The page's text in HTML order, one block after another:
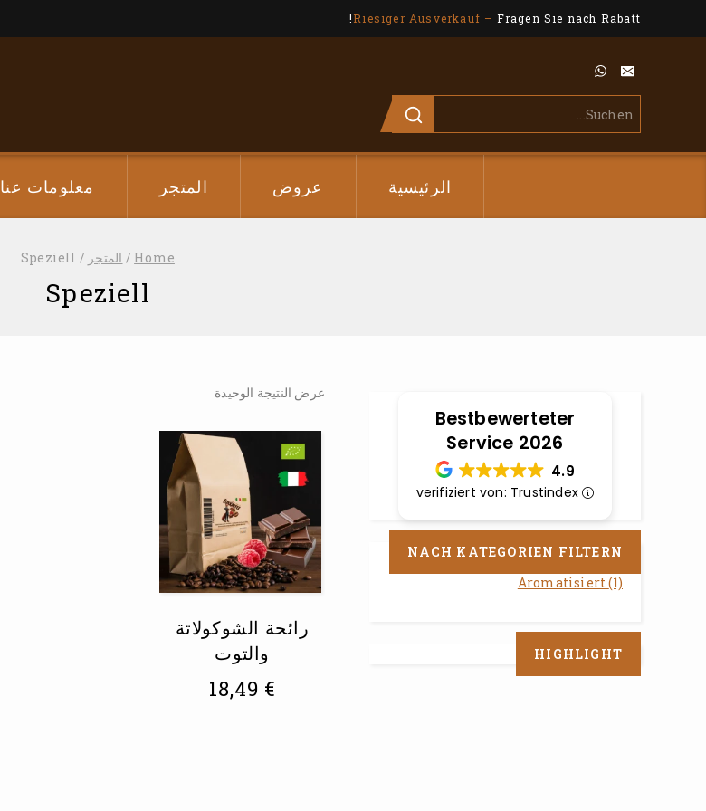
Riesiger Ausverkauf – Fragen Sie nach Rabatt!
الرئيسية عروض المتجر معلومات عنا
Home
/ المتجر /
Speziell
Speziell
عرض النتيجة الوحيدة
رائحة الشوكولاتة
والتوت
18,49 €
Bestbewerteter
Service 2026
4.9
verifiziert von: Trustindex
NACH KATEGORIEN FILTERN
Aromatisiert(1)
HIGHLIGHT